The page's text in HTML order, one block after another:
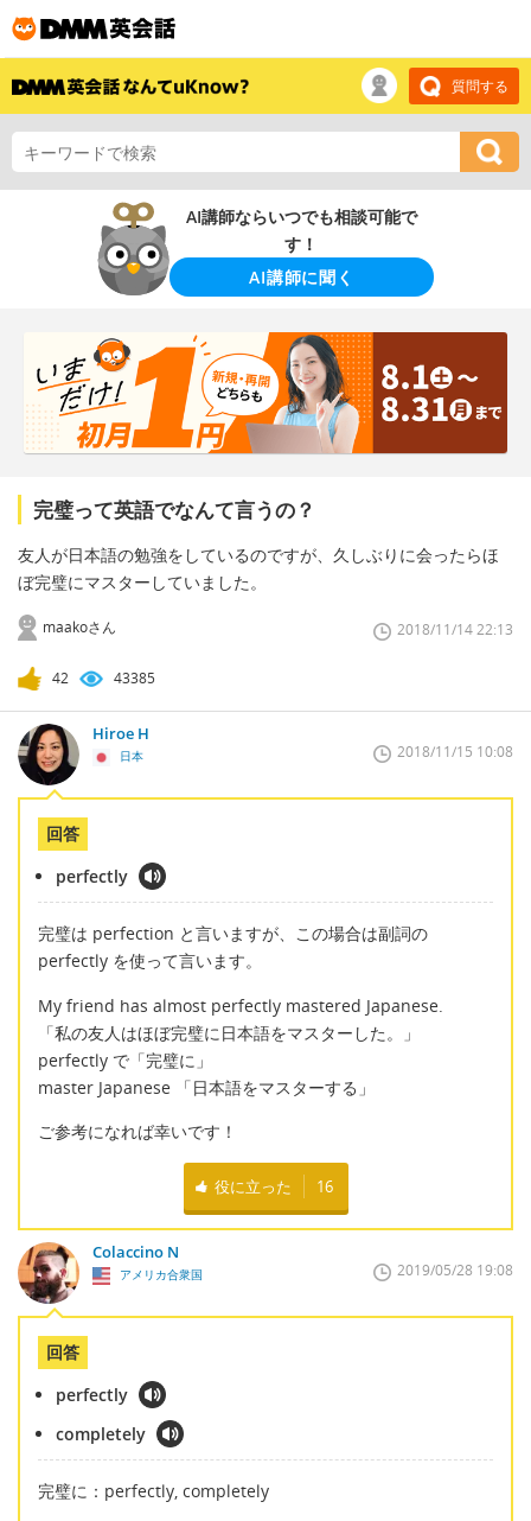
質問する
AI講師ならいつでも相談可能で
す！
AI講師に聞く
完璧って英語でなんて言うの？
友人が日本語の勉強をしているのですが、久しぶりに会ったらほ
ぼ完璧にマスターしていました。
maakoさん 2018/11/14 22:13
42 43385
Hiroe H
日本 2018/11/15 10:08
回答
perfectly
完璧は perfection と言いますが、この場合は副詞の
perfectly を使って言います。
My friend has almost perfectly mastered Japanese.
「私の友人はほぼ完璧に日本語をマスターした。」
perfectly で「完璧に」
master Japanese 「日本語をマスターする」
ご参考になれば幸いです！
役に立った 16
Colaccino N
アメリカ合衆国 2019/05/28 19:08
回答
perfectly
completely
完璧に：perfectly, completely